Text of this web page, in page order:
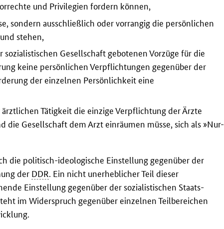
und Privilegien fordern können,
sondern ausschließlich oder vorrangig die persönlichen
stehen,
Gesellschaft gebotenen Vorzüge für die
keine persönlichen Verpflichtungen gegenüber der
der einzelnen Persönlichkeit eine
Tätigkeit die einzige Verpflichtung der Ärzte
die Gesellschaft dem Arzt einräumen müsse, sich als »Nur-
die politisch-ideologische Einstellung gegenüber der
der DDR. Ein nicht unerheblicher Teil dieser
Einstellung gegenüber der sozialistischen Staats-
im Widerspruch gegenüber einzelnen Teilbereichen